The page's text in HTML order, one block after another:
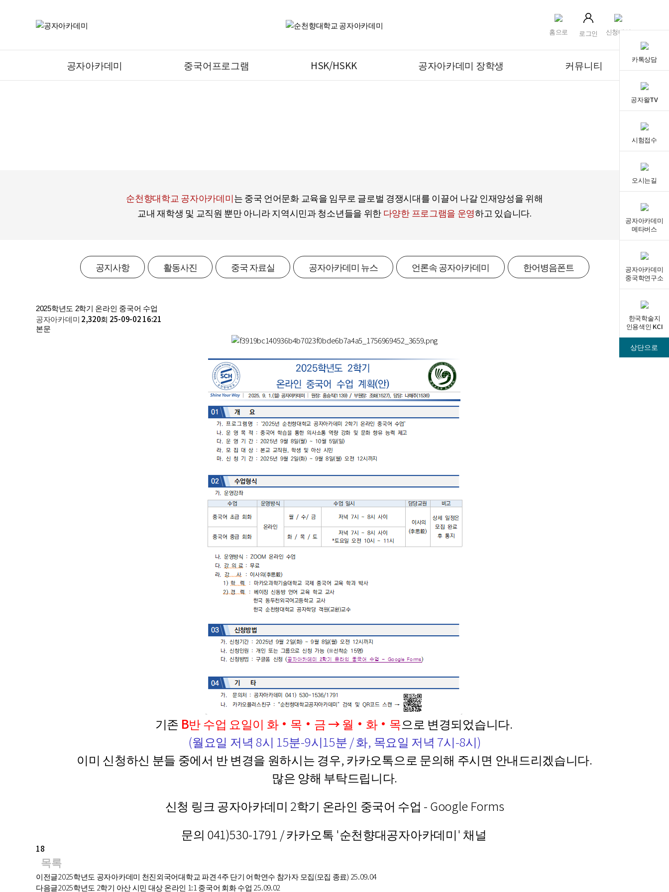
홈으로 로그인 신청내역
공자아카데미 중국어프로그램 HSK/HSKK 공자아카데미 장학생 커뮤니티
순천향대학교 공자아카데미는 중국 언어문화 교육을 임무로 글로벌 경쟁시대를 이끌어 나갈 인재양성을 위해
교내 재학생 및 교직원 뿐만 아니라 지역시민과 청소년들을 위한다양한 프로그램을 운영하고 있습니다.
공지사항 활동사진 중국 자료실 공자아카데미 뉴스 언론속 공자아카데미 한어병음폰트
2025학년도 2학기 온라인 중국어 수업
공자아카데미 2,320회 25-09-02 16:21
본문
기존 B반 수업 요일이 화·목·금 → 월·화·목으로 변경되었습니다.
(월요일 저녁 8시 15분-9시15분 / 화, 목요일 저녁 7시-8시)
이미 신청하신 분들 중에서 반 변경을 원하시는 경우, 카카오톡으로 문의해 주시면 안내드리겠습니다.
많은 양해 부탁드립니다.
신청 링크공자아카데미 2학기 온라인 중국어 수업 - Google Forms
문의 041)530-1791 / 카카오톡 '순천향대공자아카데미' 채널
18
목록
이전글2025학년도 공자아카데미 천진외국어대학교 파견 4주 단기 어학연수 참가자 모집(모집 종료) 25.09.04
다음글2025학년도 2학기 아산 시민 대상 온라인 1:1 중국어 회화 수업 25.09.02
카톡상담
공자왈TV
시험접수
오시는길
공자아카데미
메타버스
공자아카데미
중국학연구소
한국학술지
인용색인 KCI
상단으로